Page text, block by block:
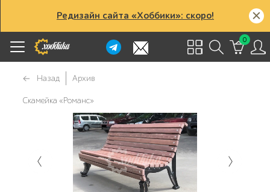
Редизайн сайта «Хоббики»: скоро!
0
Назад Архив
Скамейка «Романс»